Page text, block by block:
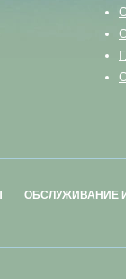
ОБСЛУЖИВАНИЕ